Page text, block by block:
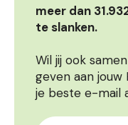
meer dan
te slanken.
Wil jij ook
geven aan jouw
je beste e-mail